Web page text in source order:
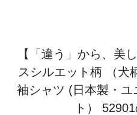
【「違う」から、美
スシルエット柄 （犬
袖シャツ (日本製・ユ
ト）